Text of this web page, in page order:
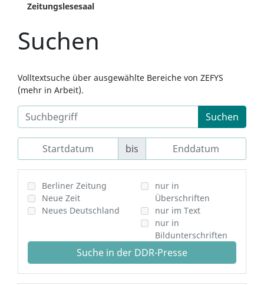
Zeitungslesesaal
Suchen
Volltextsuche über ausgewählte Bereiche von ZEFYS
(mehr in Arbeit).
Suchen
bis
Berliner Zeitung
Neue Zeit
Neues Deutschland
nur in
Überschriften
nur im Text
nur in
Bildunterschriften
Suche in der DDR-Presse